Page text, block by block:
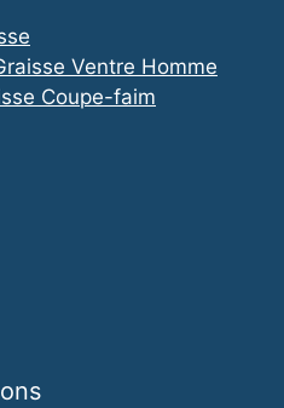
Ventre Homme
Coupe-faim